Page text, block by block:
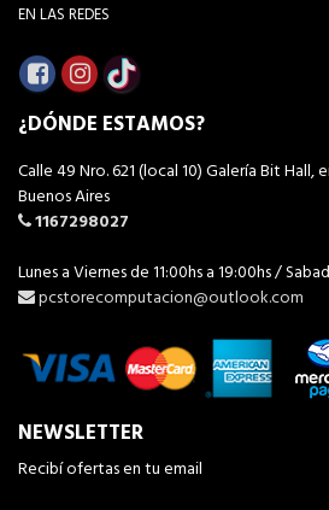
EN LAS REDES
¿DÓNDE ESTAMOS?
Calle 49 Nro. 621 (local 10) Galería Bit Hall,
Buenos Aires
1167298027
Lunes a Viernes de 11:00hs a 19:00hs /
pcstorecomputacion@outlook.com
NEWSLETTER
Recibí ofertas en tu email